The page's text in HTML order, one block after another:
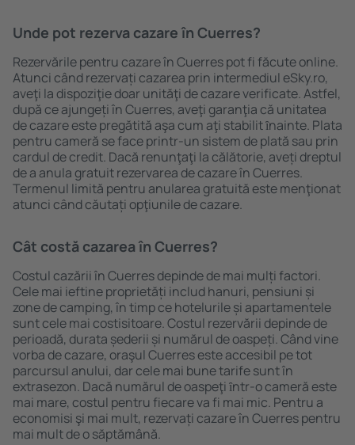
Unde pot rezerva cazare în Cuerres?
Rezervările pentru cazare în Cuerres pot fi făcute online.
Atunci când rezervați cazarea prin intermediul eSky.ro,
aveţi la dispoziţie doar unităţi de cazare verificate. Astfel,
după ce ajungeți în Cuerres, aveţi garanţia că unitatea
de cazare este pregătită aşa cum aţi stabilit ȋnainte. Plata
pentru cameră se face printr-un sistem de plată sau prin
cardul de credit. Dacă renunţaţi la călătorie, aveți dreptul
de a anula gratuit rezervarea de cazare în Cuerres.
Termenul limită pentru anularea gratuită este menţionat
atunci când căutați opţiunile de cazare.
Cât costă cazarea în Cuerres?
Costul cazării în Cuerres depinde de mai mulți factori.
Cele mai ieftine proprietăți includ hanuri, pensiuni și
zone de camping, în timp ce hotelurile și apartamentele
sunt cele mai costisitoare. Costul rezervării depinde de
perioadă, durata șederii și numărul de oaspeți. Când vine
vorba de cazare, oraşul Cuerres este accesibil pe tot
parcursul anului, dar cele mai bune tarife sunt în
extrasezon. Dacă numărul de oaspeţi ȋntr-o cameră este
mai mare, costul pentru fiecare va fi mai mic. Pentru a
economisi şi mai mult, rezervați cazare în Cuerres pentru
mai mult de o săptămână.